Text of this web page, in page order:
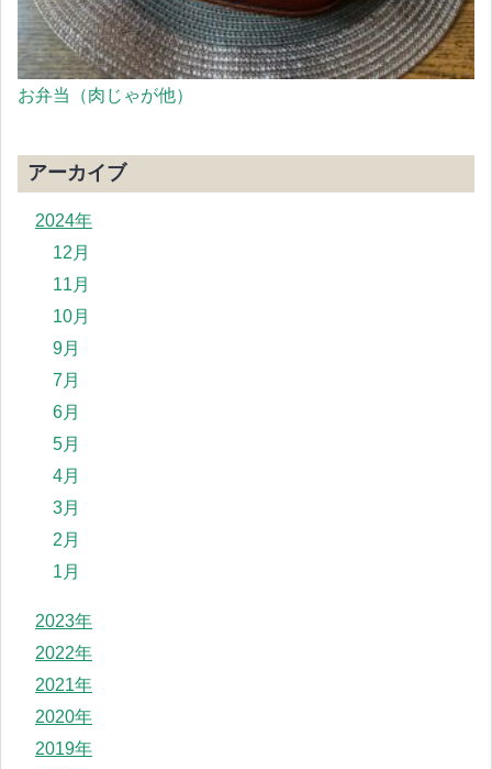
お弁当（肉じゃが他）
アーカイブ
2024年
12月
11月
10月
9月
7月
6月
5月
4月
3月
2月
1月
2023年
2022年
2021年
2020年
2019年